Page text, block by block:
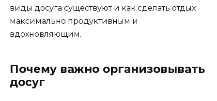
виды досуга существуют и как сделать отдых
максимально продуктивным и
вдохновляющим.
Почему важно организовывать
досуг